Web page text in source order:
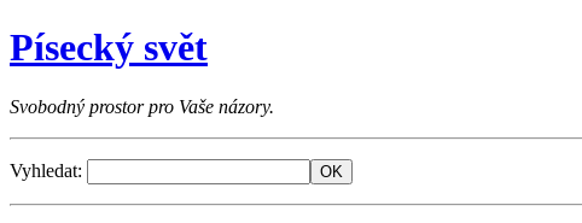
Písecký svět
Svobodný prostor pro Vaše názory.
Vyhledat: